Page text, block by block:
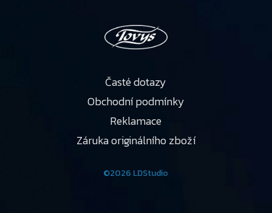
Časté dotazy
Obchodní podmínky
Reklamace
Záruka originálního zboží
©2026 LDStudio